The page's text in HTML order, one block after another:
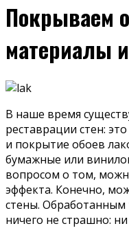
Покрываем
материалы
В наше время
реставрации стен:
и покрытие обоев
бумажные или
вопросом о том,
эффекта. Конечно,
стены.
ничего не страшно: